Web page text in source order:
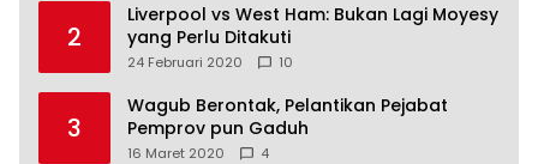
2
Liverpool vs West Ham: Bukan Lagi Moyesy
yang Perlu Ditakuti
24 Februari 2020 10
3
Wagub Berontak, Pelantikan Pejabat
Pemprov pun Gaduh
16 Maret 2020 4